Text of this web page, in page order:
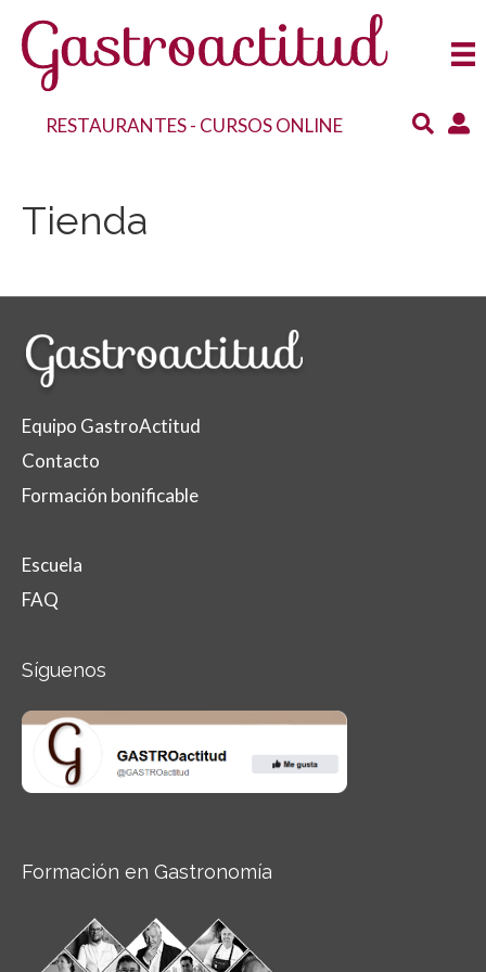
RESTAURANTES- CURSOS ONLINE
Tienda
Equipo GastroActitud
Contacto
Formación bonificable
Escuela
FAQ
Síguenos
Formación en Gastronomía